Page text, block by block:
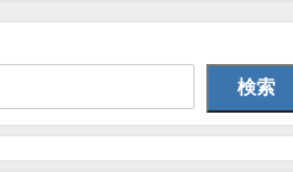
検索